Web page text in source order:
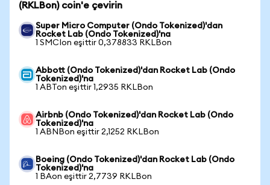
(RKLBon) coin'e çevirin
Super Micro Computer (Ondo Tokenized)'dan
Rocket Lab (Ondo Tokenized)'na
1 SMCIon eşittir 0,378833 RKLBon
Abbott (Ondo Tokenized)'dan Rocket Lab (Ondo
Tokenized)'na
1 ABTon eşittir 1,2935 RKLBon
Airbnb (Ondo Tokenized)'dan Rocket Lab (Ondo
Tokenized)'na
1 ABNBon eşittir 2,1252 RKLBon
Boeing (Ondo Tokenized)'dan Rocket Lab (Ondo
Tokenized)'na
1 BAon eşittir 2,7739 RKLBon